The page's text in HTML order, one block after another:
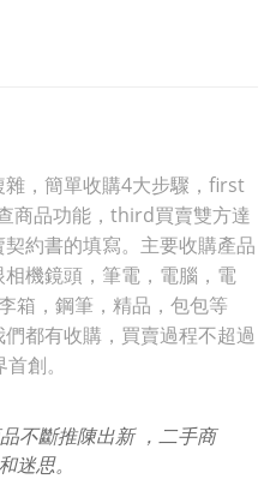
，簡單收購4大步驟，first
商品功能，third買賣雙方達
約書的填寫。主要收購產品
機鏡頭，筆電，電腦，電
箱，鋼筆，精品，包包等
都有收購，買賣過程不超過
創。
不斷推陳出新 ，二手商
迷思。